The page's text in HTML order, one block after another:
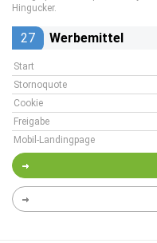
Hingucker.
27 Werbemittel
Start
Stornoquote
Cookie
Freigabe
Mobil-Landingpage